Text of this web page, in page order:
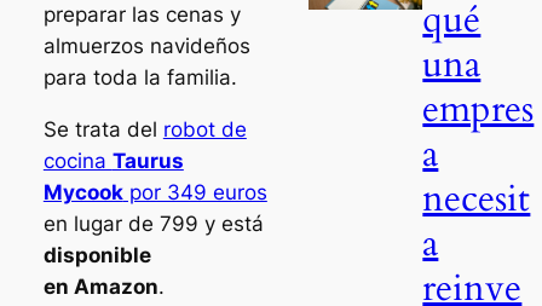
preparar las cenas y
almuerzos navideños
para toda la familia.
Se trata del robot de
cocina Taurus
Mycookpor 349 euros
en lugar de 799 y está
disponible
en Amazon.
qué
una
empres
a
necesit
a
reinve